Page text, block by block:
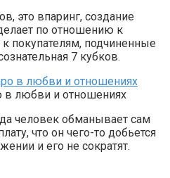
это впаринг, создание
по отношению к
покупателям, подчиненные
7 кубков.
в любви и отношениях
человек обманывает сам
что он чего-то добьется
и его не сократят.